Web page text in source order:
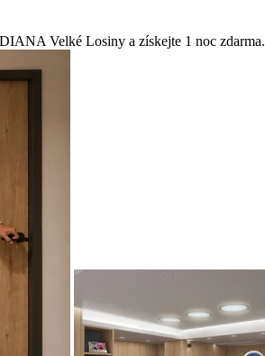
Velké Losiny a získejte 1 noc zdarma.